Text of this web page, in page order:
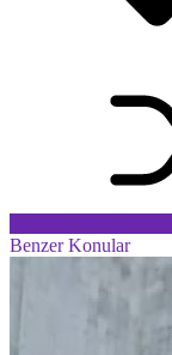
Benzer Konular